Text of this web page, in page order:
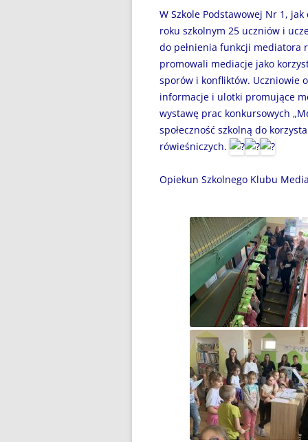
DZIEŃ BEZ PAPIEROSA
31.05.2020R. „ŚWIATOWY
DZIEŃ BEZ PAPIEROSA”
80. ROCZNICA ZBRODNI
KATYŃSKIEJ
AKADEMIA BEZPIECZNEGO
AKCJA EDUKACYJNA „DZIECI
ANDRZEJKI
ANTYMINA – PROFILAKTYKA Z
APLIKACJA PROTEGO SAFE –
WIADOMOŚĆ DLA RODZICÓW
BEZPIECZNY POWRÓT DO
SZKOŁY
BŁĘKITNA KOLĘDA…
CZWARTOKLASIŚCI NA
BASENIE
W Szkole Podstawowej Nr 1,
roku szkolnym 25 uczniów i
do pełnienia funkcji mediatora
promowali mediacje jako
sporów i konfliktów. Uczniowie
informacje i ulotki promujące
wystawę prac konkursowych
społeczność szkolną do
rówieśniczych.
Opiekun Szkolnego Klubu